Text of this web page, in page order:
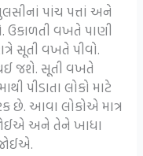
પાંચ પત્તાં અને
ઉકાળતી વખતે પાણી
સૂતી વખતે પીવો.
જશે. સૂતી વખતે
પીડાતા લોકો માટે
છે. આવા લોકોએ માત્ર
અને તેને ખાધા